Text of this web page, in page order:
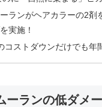
ランがヘアカラーの2
実施！
コストダウンだけでも年
ーランの低ダメ